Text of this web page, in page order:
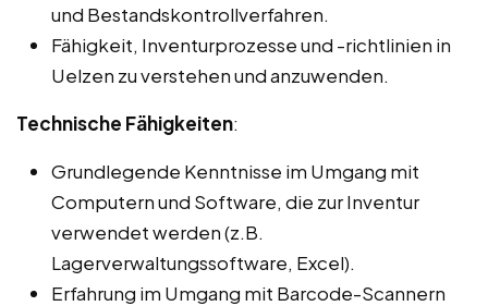
und Bestandskontrollverfahren.
Fähigkeit, Inventurprozesse und -richtlinien in
Uelzen zu verstehen und anzuwenden.
Technische Fähigkeiten:
Grundlegende Kenntnisse im Umgang mit
Computern und Software, die zur Inventur
verwendet werden (z.B.
Lagerverwaltungssoftware, Excel).
Erfahrung im Umgang mit Barcode-Scannern